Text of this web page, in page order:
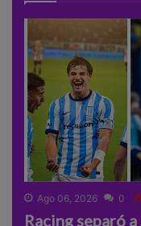
Ago 06, 2026 0
Racing separó